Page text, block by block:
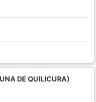
DE QUILICURA)